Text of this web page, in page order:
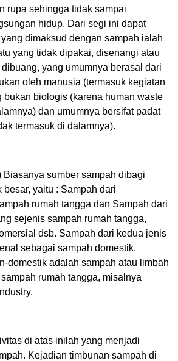
rupa sehingga tidak sampai
hidup. Dari segi ini dapat
dimaksud dengan sampah ialah
yang tidak dipakai, disenangi atau
yang umumnya berasal dari
oleh manusia (termasuk kegiatan
bukan biologis (karena human waste
dan umumnya bersifat padat
termasuk di dalamnya).
Biasanya sumber sampah dibagi
yaitu : Sampah dari
rumah tangga dan Sampah dari
sejenis sampah rumah tangga,
dsb. Sampah dari kedua jenis
sebagai sampah domestik.
domestik adalah sampah atau limbah
rumah tangga, misalnya
di atas inilah yang menjadi
Kejadian timbunan sampah di